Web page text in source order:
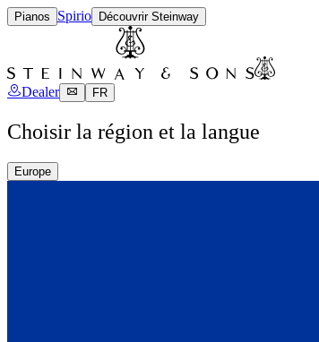
Pianos Spirio Découvrir Steinway
Dealer FR
Choisir la région et la langue
Europe